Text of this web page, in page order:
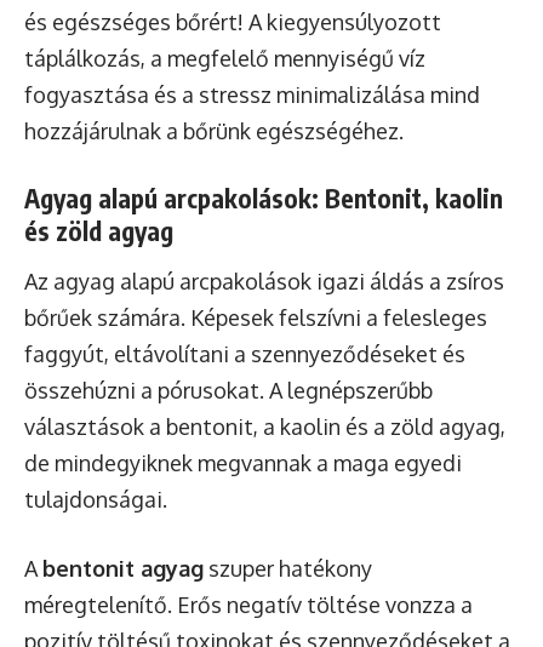
és egészséges bőrért! A kiegyensúlyozott
táplálkozás, a megfelelő mennyiségű víz
fogyasztása és a stressz minimalizálása mind
hozzájárulnak a bőrünk egészségéhez.
Agyag alapú arcpakolások: Bentonit, kaolin
és zöld agyag
Az agyag alapú arcpakolások igazi áldás a zsíros
bőrűek számára. Képesek felszívni a felesleges
faggyút, eltávolítani a szennyeződéseket és
összehúzni a pórusokat. A legnépszerűbb
választások a bentonit, a kaolin és a zöld agyag,
de mindegyiknek megvannak a maga egyedi
tulajdonságai.
A bentonit agyag szuper hatékony
méregtelenítő. Erős negatív töltése vonzza a
pozitív töltésű toxinokat és szennyeződéseket a